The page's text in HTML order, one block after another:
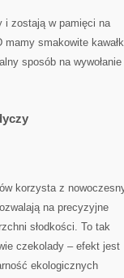
i zostają w pamięci na
mamy smakowite
sposób na wywołanie
korzysta z
na precyzyjne
słodkości. To tak
czekolady – efekt jest
ekologicznych